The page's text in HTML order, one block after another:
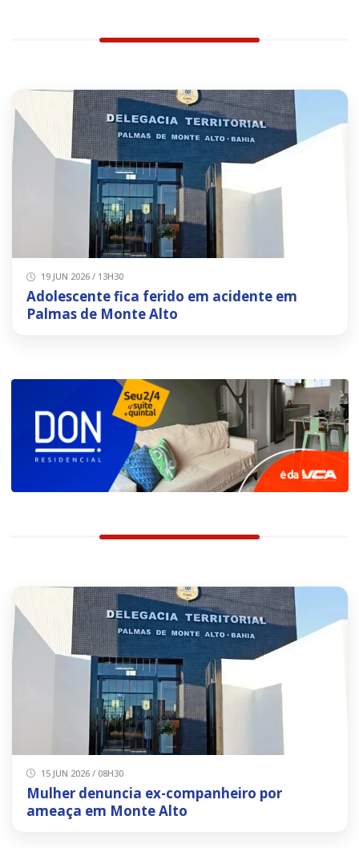
19 JUN 2026 / 13H30
Adolescente fica ferido em acidente em
Palmas de Monte Alto
15 JUN 2026 / 08H30
Mulher denuncia ex-companheiro por
ameaça em Monte Alto